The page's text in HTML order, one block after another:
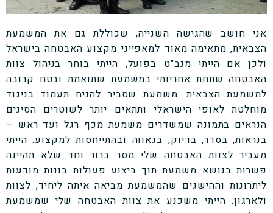
אני חושב שהגישה השנייה, שכוללת גם את המשמעת
הצבאית, מתאימה מאוד למאפייני מקצוע האבטחה בישראל
ולכן אם הייתי מנב"ט בפועל, הייתי בוחר בניהול צוות
האבטחה שתחת אחריותי במשמעת שתואמת ובטח קרובה
למשמעת הצבאית. משמעת שסביר להניח תעמוד בניגוד
מוחלטת לאופי הישראלי ותתאים יותר לשוטרים הסינים
הנראים בתמונה שמשדרים משמעת מכף רגל ועד ראש –
בנראות, בסדר, בדיוק, בגאווה ובהתייחסות למקצוע. הייתי
מעביר לצוות האבטחה שלי מסר ברור וחד שלא תהיינה
פשרות בנושא משמעת תוך ביצוע פעולות בונות מודעות
ליתרונות וההישגים שהמשמעת מביאה איתה ליחיד, לצוות
ולארגון. הייתי משכנע את צוות האבטחה שלי שמשמעת